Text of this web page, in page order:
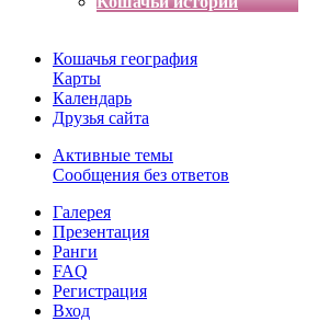
Кошачья география
Карты
Календарь
Друзья сайта
Активные темы
Сообщения без ответов
Галерея
Презентация
Ранги
FAQ
Регистрация
Вход